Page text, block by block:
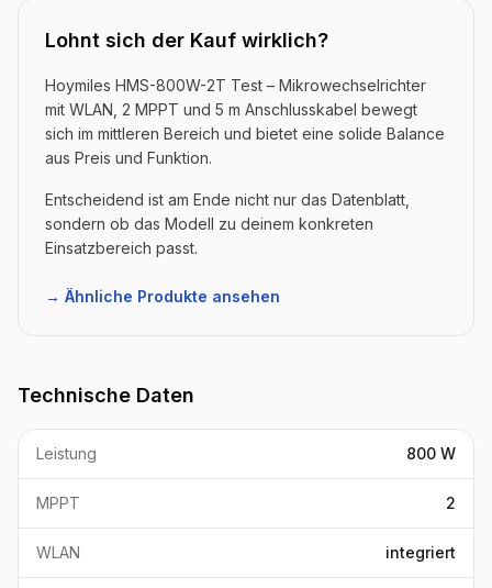
Lohnt sich der Kauf wirklich?
Hoymiles HMS-800W-2T Test – Mikrowechselrichter
mit WLAN, 2 MPPT und 5 m Anschlusskabel bewegt
sich im mittleren Bereich und bietet eine solide Balance
aus Preis und Funktion.
Entscheidend ist am Ende nicht nur das Datenblatt,
sondern ob das Modell zu deinem konkreten
Einsatzbereich passt.
→ Ähnliche Produkte ansehen
Technische Daten
Leistung 800 W
MPPT 2
WLAN integriert